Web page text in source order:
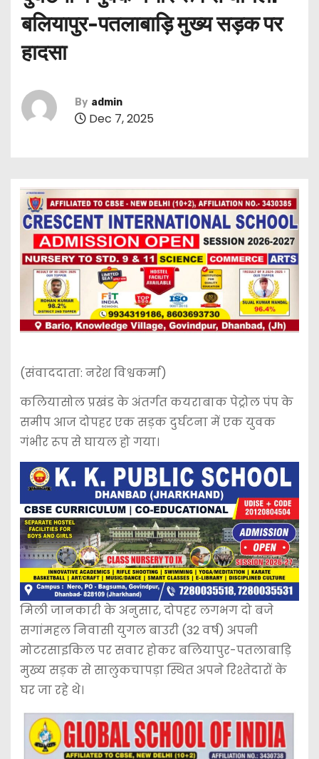
बलियापुर-पतलाबाड़ि मुख्य सड़क पर
हादसा
By admin
Dec 7, 2025
(संवाददाता: नरेश विश्वकर्मा)
कलियासोल प्रखंड के अंतर्गत कयराबाक पेट्रोल पंप के
समीप आज दोपहर एक सड़क दुर्घटना में एक युवक
गंभीर रूप से घायल हो गया।
मिली जानकारी के अनुसार, दोपहर लगभग दो बजे
सगांमहल निवासी युगल बाउरी (32 वर्ष) अपनी
मोटरसाइकिल पर सवार होकर बलियापुर-पतलाबाड़ि
मुख्य सड़क से सालुकचापड़ा स्थित अपने रिश्तेदारों के
घर जा रहे थे।